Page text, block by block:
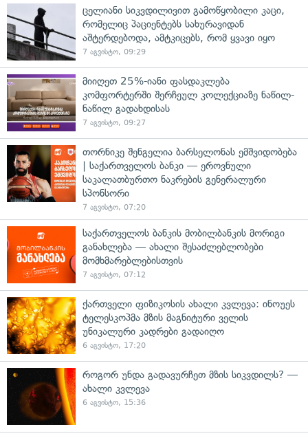
ცელიანი სიკვდილივით გამოწყობილი კაცი,
რომელიც პაციენტებს სახურავიდან
აშტერდებოდა, ამტკიცებს, რომ ყვავი იყო
7 აგვისტო, 09:29
მიიღეთ 25%-იანი ფასდაკლება
კომფორტერში შერჩეულ კოლექციაზე ნაწილ-
ნაწილ გადახდისას
7 აგვისტო, 09:27
თორნიკე შენგელია ბარსელონას ემშვიდობება
| საქართველოს ბანკი — ეროვნული
საკალათბურთო ნაკრების გენერალური
სპონსორი
7 აგვისტო, 07:20
საქართველოს ბანკის მობილბანკის მორიგი
განახლება — ახალი შესაძლებლობები
მომხმარებლებისთვის
7 აგვისტო, 07:12
ქართველი ფიზიკოსის ახალი კვლევა: ინოუეს
ტელესკოპმა მზის მაგნიტური ველის
უნიკალური კადრები გადაიღო
6 აგვისტო, 17:20
როგორ უნდა გადავურჩეთ მზის სიკვდილს? —
ახალი კვლევა
6 აგვისტო, 15:36